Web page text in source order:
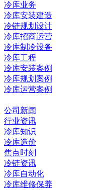
冷库业务
冷库安装建造
冷链规划设计
冷库招商运营
冷库制冷设备
冷库工程
冷库安装案例
冷库规划案例
冷库运营案例
公司新闻
行业资讯
冷库知识
冷库造价
焦点时刻
冷链资讯
冷库自动化
冷库维修保养